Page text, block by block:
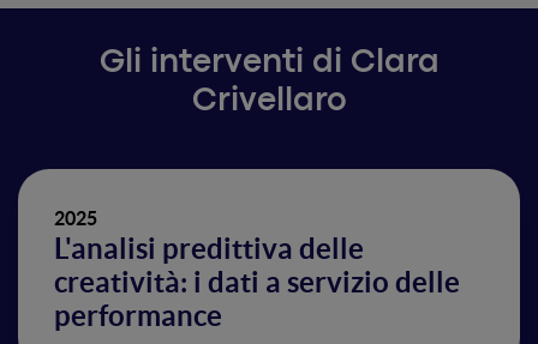
Gli interventi di Clara
Crivellaro
2025
L'analisi predittiva delle
creatività: i dati a servizio delle
performance